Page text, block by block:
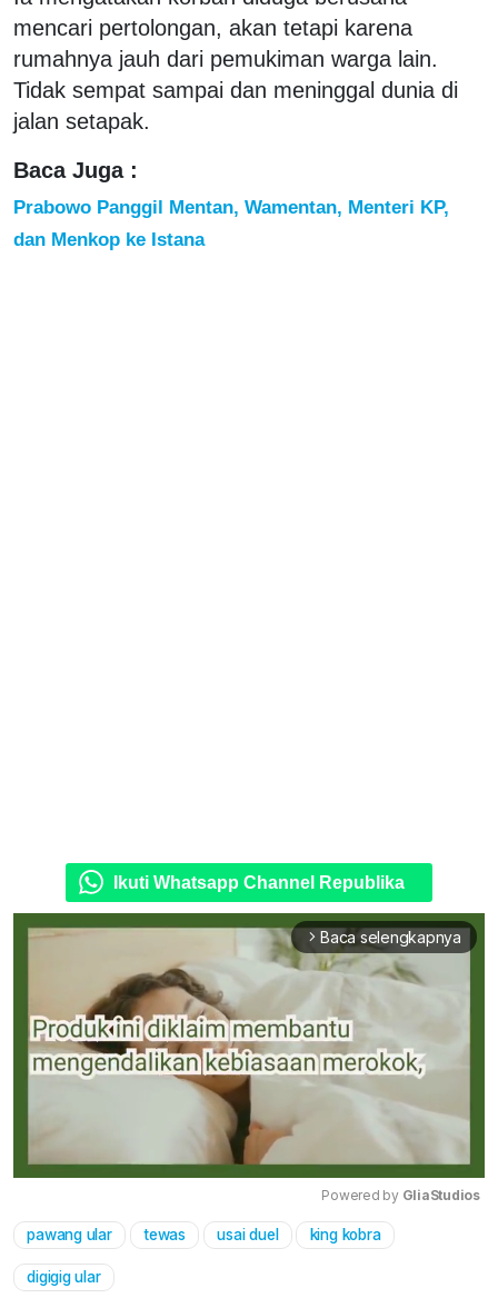
mencari pertolongan, akan tetapi karena
rumahnya jauh dari pemukiman warga lain.
Tidak sempat sampai dan meninggal dunia di
jalan setapak.
Baca Juga :
Prabowo Panggil Mentan, Wamentan, Menteri KP,
dan Menkop ke Istana
Ikuti Whatsapp Channel Republika
arrow_forward_ios Baca selengkapnya
Powered by GliaStudios
pawang ular tewas usai duel king kobra
digigig ular